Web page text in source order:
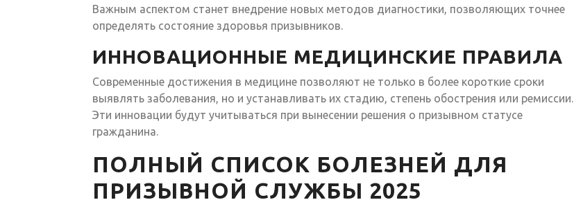
Важным аспектом станет внедрение новых методов диагностики, позволяющих точнее
определять состояние здоровья призывников.
ИННОВАЦИОННЫЕ МЕДИЦИНСКИЕ ПРАВИЛА
Современные достижения в медицине позволяют не только в более короткие сроки
выявлять заболевания, но и устанавливать их стадию, степень обострения или ремиссии.
Эти инновации будут учитываться при вынесении решения о призывном статусе
гражданина.
ПОЛНЫЙ СПИСОК БОЛЕЗНЕЙ ДЛЯ
ПРИЗЫВНОЙ СЛУЖБЫ 2025